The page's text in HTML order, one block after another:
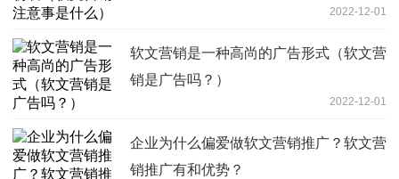
2022-12-01
软文营销是一种高尚的广告形式（软文营
销是广告吗？）
2022-12-01
企业为什么偏爱做软文营销推广？软文营
销推广有和优势？